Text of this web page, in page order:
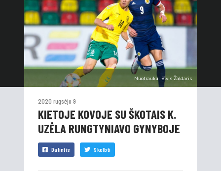
Nuotrauka: Elvis Žaldaris
2020 rugsėjo 9
KIETOJE KOVOJE SU ŠKOTAIS K.
UZĖLA RUNGTYNIAVO GYNYBOJE
Dalintis Skelbti